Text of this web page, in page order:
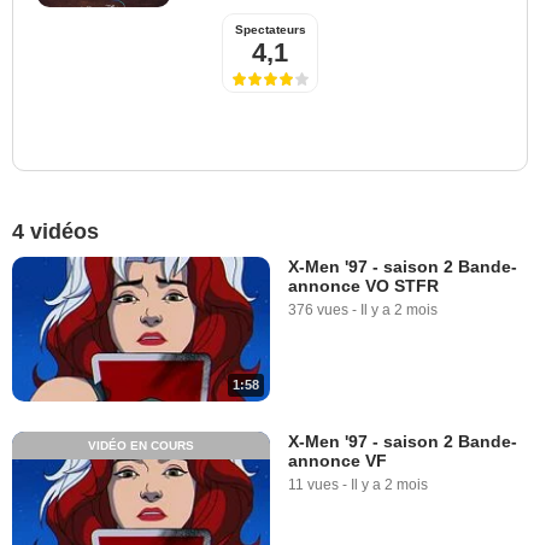
Spectateurs
4,1
4 vidéos
1:58
X-Men '97 - saison 2 Bande-
annonce VO STFR
376 vues - Il y a 2 mois
VIDÉO EN COURS
X-Men '97 - saison 2 Bande-
annonce VF
11 vues - Il y a 2 mois